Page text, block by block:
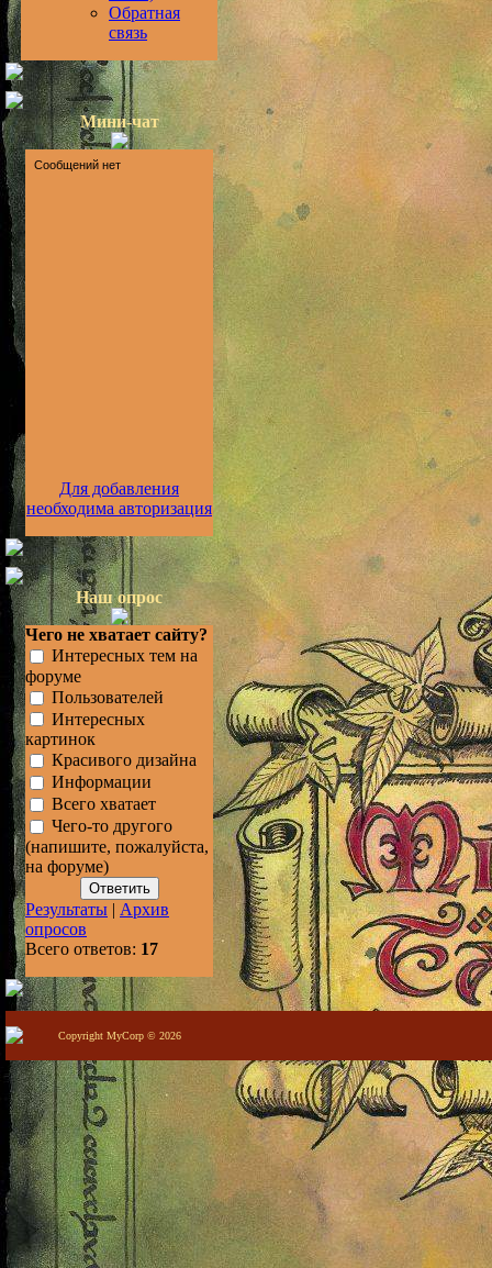
Обратная
связь
Мини-чат
Для добавления
необходима авторизация
Наш опрос
Чего не хватает сайту?
Интересных тем на
форуме
Пользователей
Интересных
картинок
Красивого дизайна
Информации
Всего хватает
Чего-то другого
(напишите, пожалуйста,
на форуме)
Результаты | Архив
опросов
Всего ответов: 17
Copyright MyCorp © 2026